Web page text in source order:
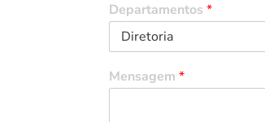
Departamentos*
Mensagem*